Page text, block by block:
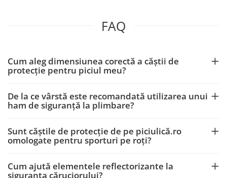
FAQ
Cum aleg dimensiunea corectă a căștii de
protecție pentru piciul meu?
De la ce vârstă este recomandată utilizarea unui
ham de siguranță la plimbare?
Sunt căștile de protecție de pe piciulică.ro
omologate pentru sporturi pe roți?
Cum ajută elementele reflectorizante la
siguranța căruciorului?